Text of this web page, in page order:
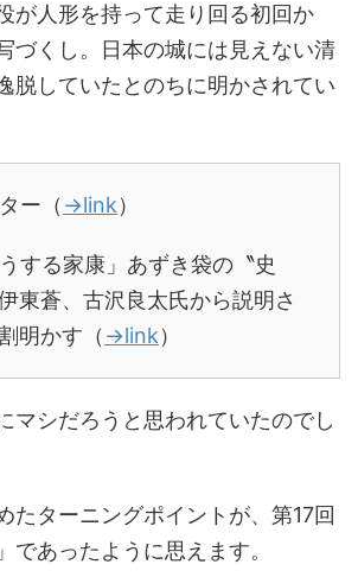
が人形を持って走り回る初回か
づくし。日本の城には見えない清
脱していたとのちに明かされてい
ー（ →link）
する家康」あずき袋の〝史
蒼、古沢良太氏から説明さ
明かす（ →link）
マシだろうと思われていたのでし
たターニングポイントが、第17回
であったように思えます。